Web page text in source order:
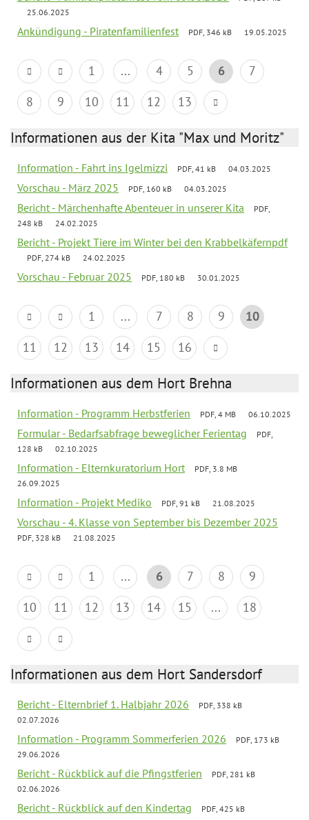
25.06.2025
Ankündigung - Piratenfamilienfest PDF, 346 kB 19.05.2025
1 ... 4 5 6
7
8
9 10 11 12 13
Informationen aus der Kita "Max und Moritz"
Information - Fahrt ins Igelmizzi PDF, 41 kB 04.03.2025
Vorschau - März 2025 PDF, 160 kB 04.03.2025
Bericht - Märchenhafte Abenteuer in unserer Kita
PDF,
248 kB
24.02.2025
Bericht - Projekt Tiere im Winter bei den Krabbelkäfernpdf
PDF, 274 kB 24.02.2025
Vorschau - Februar 2025 PDF, 180 kB 30.01.2025
1 ... 7 8 9
10
11
12 13 14 15 16
Informationen aus dem Hort Brehna
Information - Programm Herbstferien PDF, 4 MB 06.10.2025
Formular - Bedarfsabfrage beweglicher Ferientag
PDF,
128 kB
02.10.2025
Information - Elternkuratorium Hort
PDF, 3.8 MB
26.09.2025
Information - Projekt Mediko PDF, 91 kB 21.08.2025
Vorschau - 4. Klasse von September bis Dezember 2025
PDF, 328 kB 21.08.2025
1 ... 6 7 8
9
10
11 12 13 14 15 ... 18
Informationen aus dem Hort Sandersdorf
Bericht - Elternbrief 1. Halbjahr 2026
PDF, 338 kB
02.07.2026
Information - Programm Sommerferien 2026
PDF, 173 kB
29.06.2026
Bericht - Rückblick auf die Pfingstferien
PDF, 281 kB
02.06.2026
Bericht - Rückblick auf den Kindertag
PDF, 425 kB